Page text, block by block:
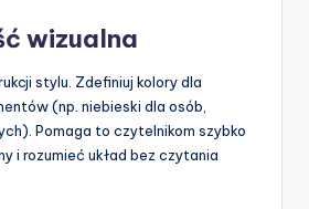
wizualna
stylu. Zdefiniuj kolory dla
(np. niebieski dla osób,
Pomaga to czytelnikom szybko
i rozumieć układ bez czytania